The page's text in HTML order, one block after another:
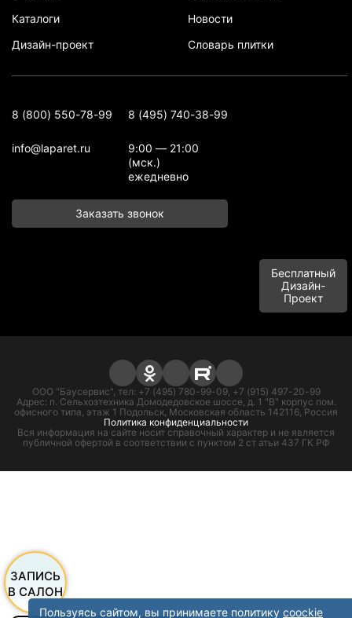
Каталоги
Дизайн-проект
Новости
Словарь плитки
8 (800) 550-78-99 8 (495) 740-38-99
info@laparet.ru
9:00 — 21:00
(мск.)
ежедневно
Заказать звонок
Бесплатный
Дизайн-
Проект
ООО "Баусервис", тел: +7 (495) 780-99-09, +7 (915) 497-20-99
Адрес: п. Сельхозтехника Домодедовское шоссе, д. 1 "В" корпус пом.
офисного типа, этаж 1 Подольск, Московская область 142116, Россия
Политика конфиденциальности
Вся информация на сайте носит справочный характер и не является
публичной офертой в соответствии с пунктом 2 ст атьи 437 ГК РФ
ЗАПИСЬ
В САЛОН
Пользуясь сайтом, вы принимаете политикуcoockie